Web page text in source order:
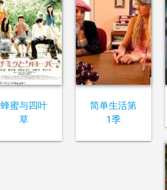
蜂蜜与四叶
草
简单生活第
1季